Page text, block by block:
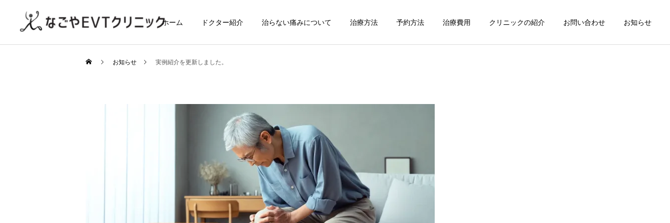
ホーム ドクター紹介 治らない痛みについて 治療方法 予約方法 治療費用 クリニックの紹介 お問い合わせ お知らせ
お知らせ 実例紹介を更新しました。